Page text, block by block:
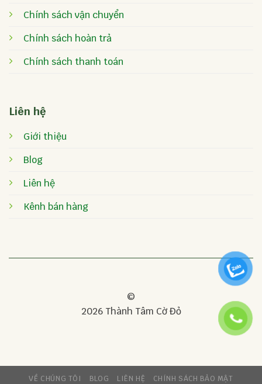
Chính sách vận chuyển
Chính sách hoàn trả
Chính sách thanh toán
Liên hệ
Giới thiệu
Blog
Liên hệ
Kênh bán hàng
©
2026 Thành Tâm Cờ Đỏ
VỀ CHÚNG TÔI BLOG LIÊN HỆ CHÍNH SÁCH BẢO MẬT